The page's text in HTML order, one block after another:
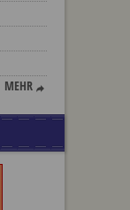
MEHR